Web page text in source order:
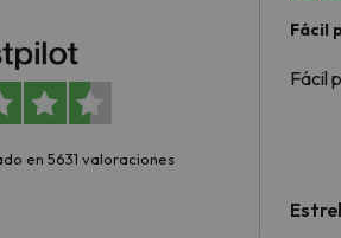
en 5631 valoraciones
Fácil
Fácil